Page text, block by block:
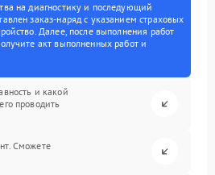
на диагностику и последующий
заказ-наряд с указанием страховых
Далее, после выполнения работ
акт выполненных работ и
и какой
проводить
Сможете